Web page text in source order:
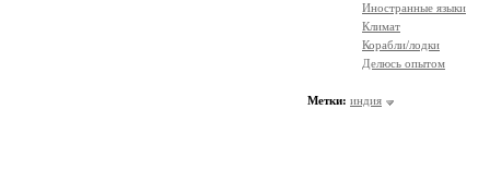
Иностранные языки
Климат
Корабли/лодки
Делюсь опытом
Метки: индия